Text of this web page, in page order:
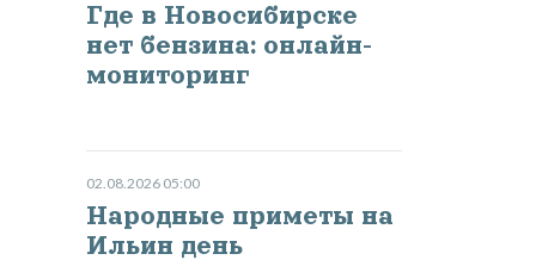
Где в Новосибирске
нет бензина: онлайн-
мониторинг
02.08.2026 05:00
Народные приметы на
Ильин день